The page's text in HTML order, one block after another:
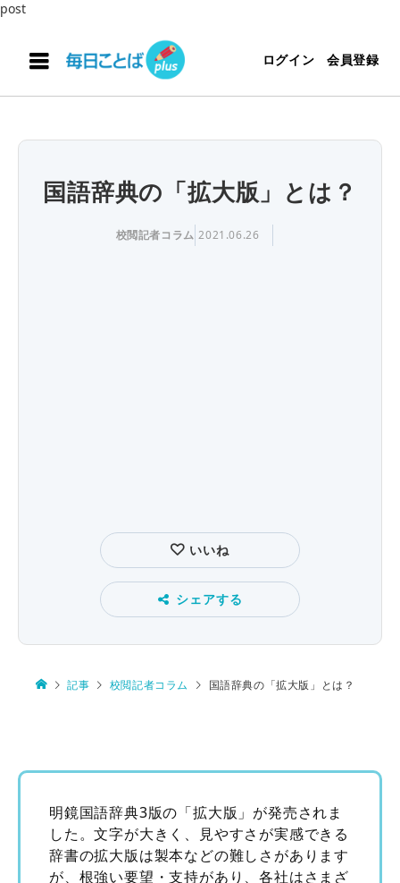
post
ログイン 会員登録
国語辞典の「拡大版」とは？
校閲記者コラム 2021.06.26
いいね
シェアする
記事 校閲記者コラム 国語辞典の「拡大版」とは？
明鏡国語辞典3版の「拡大版」が発売されま
した。文字が大きく、見やすさが実感できる
辞書の拡大版は製本などの難しさがあります
が、根強い要望・支持があり、各社はさまざ